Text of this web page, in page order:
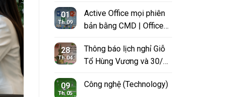
long error" trong
Windows 10?
01
Th 09
Active Office mọi phiên
bản bằng CMD | Office
2021
28
Th 04
Thông báo lịch nghỉ Giỗ
Tổ Hùng Vương và 30/4-
09
Th 05
Công nghệ (Technology)